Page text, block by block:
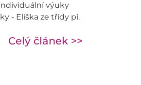
výuky
- Eliška ze třídy pí.
Celý článek >>